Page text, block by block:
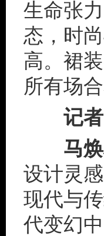
生命张
态，时
高。裙
所有场
记者：
马焕
设计灵
现代与
代变幻